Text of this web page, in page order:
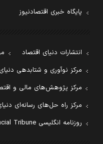
پایگاه خبری اقتصادنیوز
انتشارات دنیای اقتصاد
مرکز نوآوری و شتابدهی
مرکز پژوهش‌های مالی و
مرکز راه حل‌های رسانه‌ای
روزنامه انگلیسی Financial Tribune